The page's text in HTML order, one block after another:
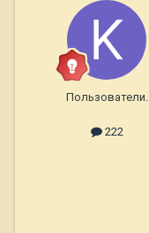
Пользователи.
222